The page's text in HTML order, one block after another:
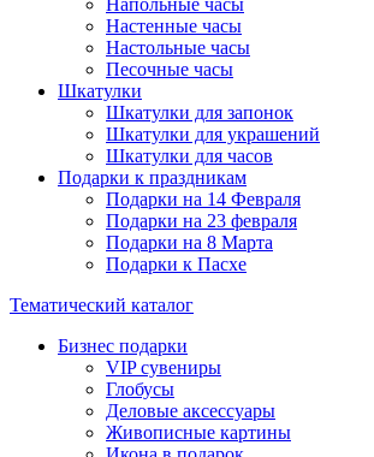
Напольные часы
Настенные часы
Настольные часы
Песочные часы
Шкатулки
Шкатулки для запонок
Шкатулки для украшений
Шкатулки для часов
Подарки к праздникам
Подарки на 14 Февраля
Подарки на 23 февраля
Подарки на 8 Марта
Подарки к Пасхе
Тематический каталог
Бизнес подарки
VIP сувениры
Глобусы
Деловые аксессуары
Живописные картины